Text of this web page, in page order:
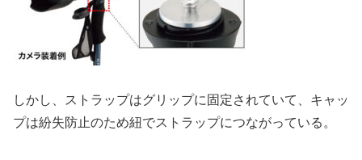
しかし、ストラップはグリップに固定されていて、キャッ
プは紛失防止のため紐でストラップにつながっている。